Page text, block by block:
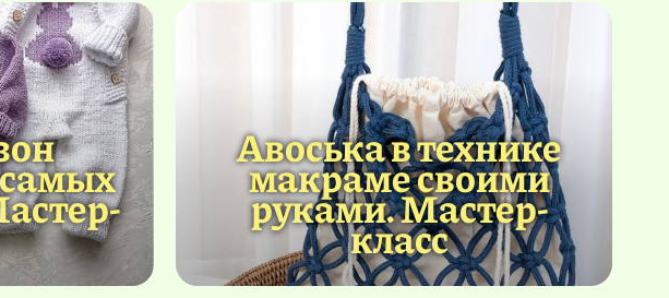
Авоська в технике
макраме своими
руками. Мастер-
класс